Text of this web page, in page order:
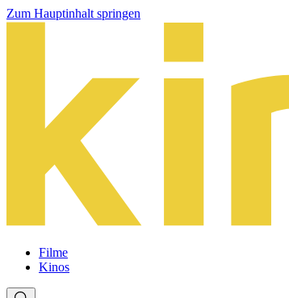
Zum Hauptinhalt springen
Filme
Kinos